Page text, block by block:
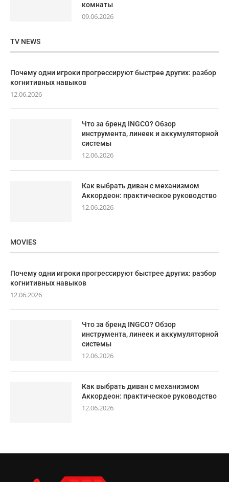
комнаты
09.06.2026
TV NEWS
Почему одни игроки прогрессируют быстрее других: разбор
когнитивных навыков
12.06.2026
Что за бренд INGCO? Обзор
инструмента, линеек и аккумуляторной
системы
12.06.2026
Как выбрать диван с механизмом
Аккордеон: практическое руководство
12.06.2026
MOVIES
Почему одни игроки прогрессируют быстрее других: разбор
когнитивных навыков
12.06.2026
Что за бренд INGCO? Обзор
инструмента, линеек и аккумуляторной
системы
12.06.2026
Как выбрать диван с механизмом
Аккордеон: практическое руководство
12.06.2026